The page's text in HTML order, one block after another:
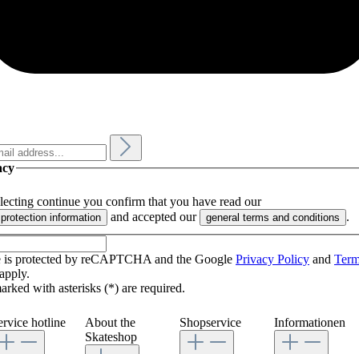
continue you confirm that you have read our
information and accepted our general terms and conditions .
is protected by reCAPTCHA and the Google Privacy Policy and
with asterisks (*) are required.
hotline
About the
Skateshop
Shopservice Informationen